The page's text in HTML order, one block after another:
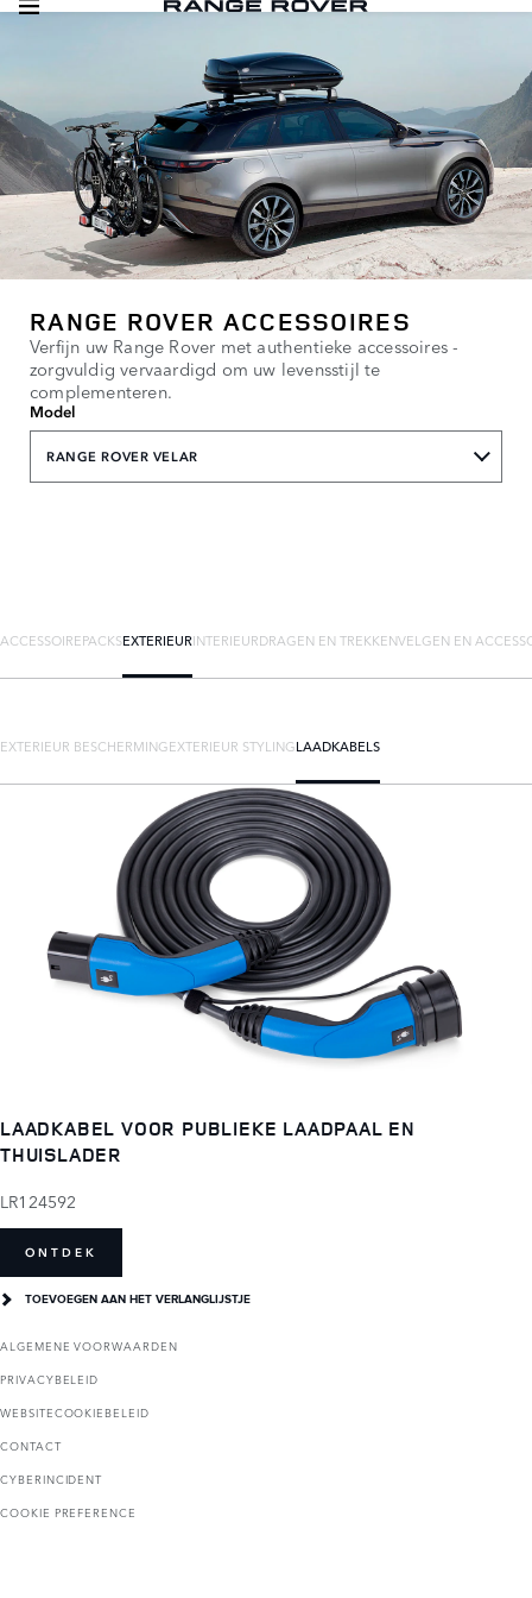
RANGE ROVER ACCESSOIRES
Verfijn uw Range Rover met authentieke accessoires -
zorgvuldig vervaardigd om uw levensstijl te
complementeren.
Model
RANGE ROVER VELAR
ACCESSOIREPACKSEXTERIEURINTERIEURDRAGEN EN TREKKENVELGEN EN
EXTERIEUR BESCHERMINGEXTERIEUR STYLINGLAADKABELS
LAADKABEL VOOR PUBLIEKE LAADPAAL EN
THUISLADER
LR124592
ONTDEK
TOEVOEGEN AAN HET VERLANGLIJSTJE
ALGEMENE VOORWAARDEN
PRIVACYBELEID
WEBSITECOOKIEBELEID
CONTACT
CYBERINCIDENT
COOKIE PREFERENCE